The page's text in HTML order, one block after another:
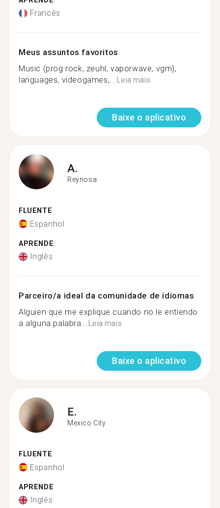
Francês
Meus assuntos favoritos
Music (prog rock, zeuhl, vaporwave, vgm),
languages, videogames,...Leia mais
Baixe o aplicativo
A.
Reynosa
FLUENTE
Espanhol
APRENDE
Inglês
Parceiro/a ideal da comunidade de idiomas
Alguien que me explique cuando no le entiendo
a alguna palabra...Leia mais
Baixe o aplicativo
E.
Mexico City
FLUENTE
Espanhol
APRENDE
Inglês